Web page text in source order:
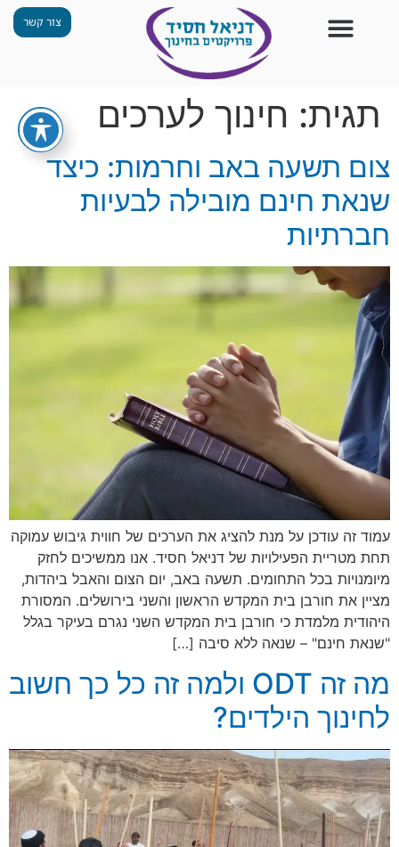
צור קשר
תגית: חינוך לערכים
צום תשעה באב וחרמות: כיצד
שנאת חינם מובילה לבעיות
חברתיות
עמוד זה עודכן על מנת להציג את הערכים של חווית גיבוש עמוקה
תחת מטריית הפעילויות של דניאל חסיד. אנו ממשיכים לחזק
מיומנויות בכל התחומים. תשעה באב, יום הצום והאבל ביהדות,
מציין את חורבן בית המקדש הראשון והשני בירושלים. המסורת
היהודית מלמדת כי חורבן בית המקדש השני נגרם בעיקר בגלל
"שנאת חינם" – שנאה ללא סיבה […]
מה זה ODT ולמה זה כל כך חשוב
לחינוך הילדים?